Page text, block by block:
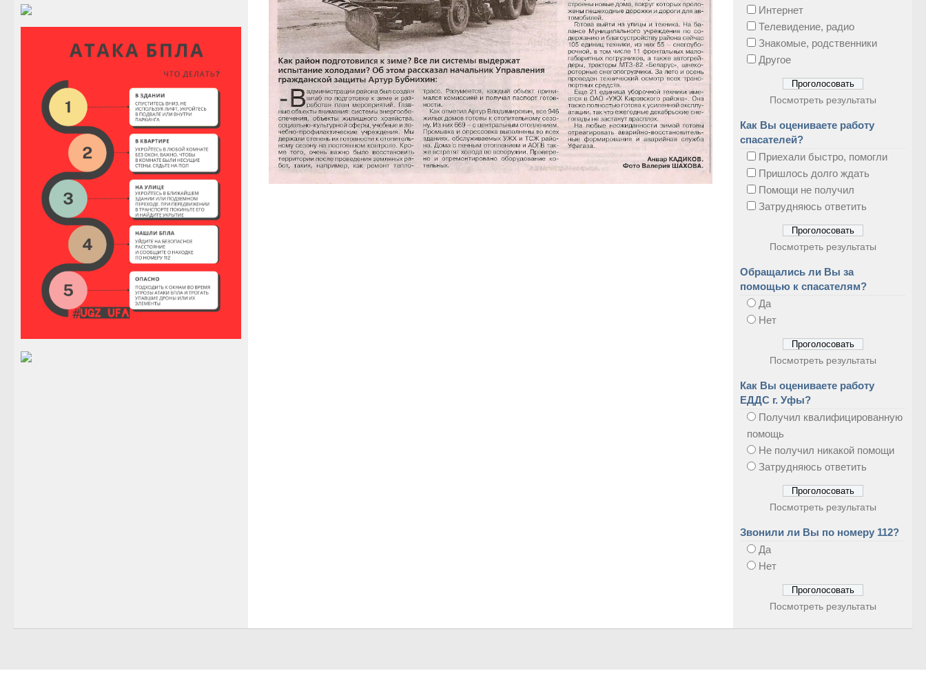
Интернет
Телевидение, радио
Знакомые, родственники
Другое
Посмотреть результаты
Как Вы оцениваете работу
спасателей?
Приехали быстро, помогли
Пришлось долго ждать
Помощи не получил
Затрудняюсь ответить
Посмотреть результаты
Обращались ли Вы за
помощью к спасателям?
Да
Нет
Посмотреть результаты
Как Вы оцениваете работу
ЕДДС г. Уфы?
Получил квалифицированную
помощь
Не получил никакой помощи
Затрудняюсь ответить
Посмотреть результаты
Звонили ли Вы по номеру 112?
Да
Нет
Посмотреть результаты